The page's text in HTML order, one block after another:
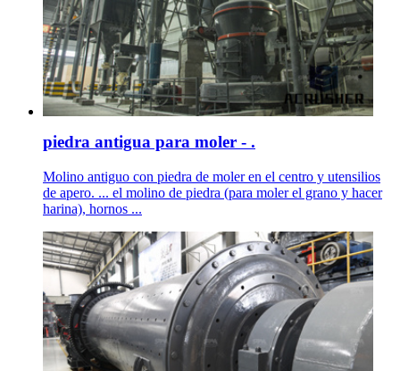
piedra antigua para moler - .
Molino antiguo con piedra de moler en el centro y utensilios
de apero. ... el molino de piedra (para moler el grano y hacer
harina), hornos ...